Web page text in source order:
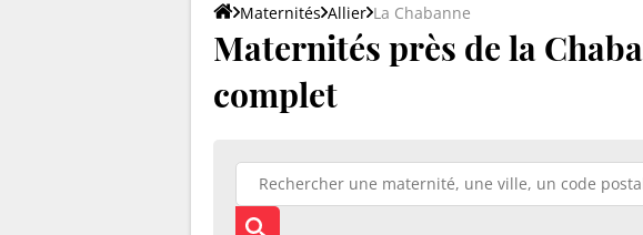
Maternités Allier La Chabanne
Maternités près de la
complet